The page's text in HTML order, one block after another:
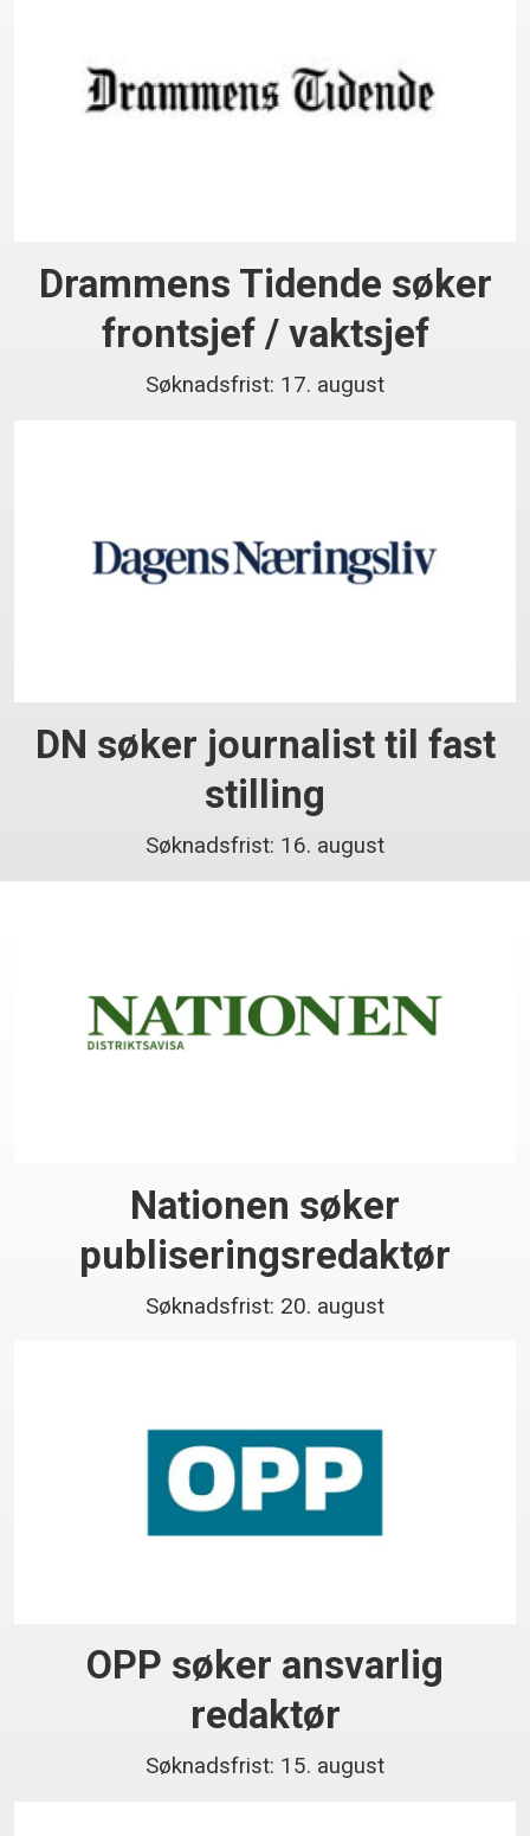
Drammens Tidende søker
frontsjef / vaktsjef
Søknadsfrist: 17. august
DN søker journalist til fast
stilling
Søknadsfrist: 16. august
Nationen søker
publiseringsredaktør
Søknadsfrist: 20. august
OPP søker ansvarlig
redaktør
Søknadsfrist: 15. august